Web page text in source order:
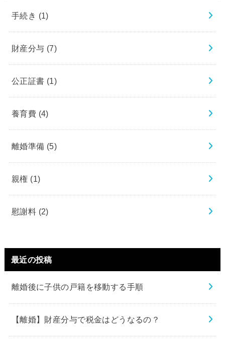
手続き (1)
財産分与 (7)
公正証書 (1)
養育費 (4)
離婚準備 (5)
親権 (1)
慰謝料 (2)
最近の投稿
離婚後に子供の戸籍を移動する手順
【離婚】財産分与で税金はどうなるの？